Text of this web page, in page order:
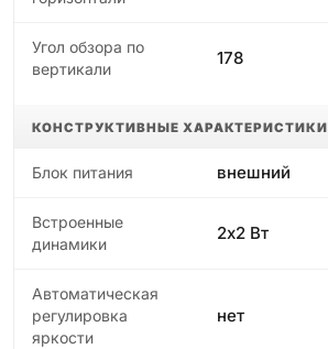
Угол обзора по
вертикали
178
КОНСТРУКТИВНЫЕ ХАРАКТЕРИСТИКИ
Блок питания внешний
Встроенные
динамики
2х2 Вт
Автоматическая
регулировка
яркости
нет